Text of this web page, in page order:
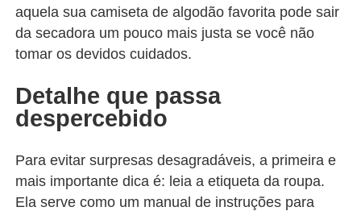
aquela sua camiseta de algodão favorita pode sair
da secadora um pouco mais justa se você não
tomar os devidos cuidados.
Detalhe que passa
despercebido
Para evitar surpresas desagradáveis, a primeira e
mais importante dica é: leia a etiqueta da roupa.
Ela serve como um manual de instruções para